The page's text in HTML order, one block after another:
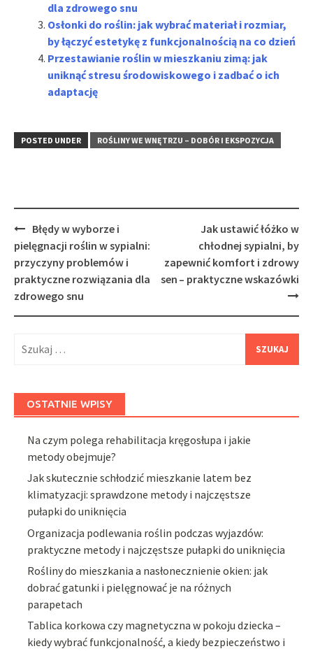
dla zdrowego snu
Osłonki do roślin: jak wybrać materiał i rozmiar,
by łączyć estetykę z funkcjonalnością na co dzień
Przestawianie roślin w mieszkaniu zimą: jak
uniknąć stresu środowiskowego i zadbać o ich
adaptację
POSTED UNDER ROŚLINY WE WNĘTRZU – DOBÓR I EKSPOZYCJA
Post
navigation
Błędy w wyborze i
pielęgnacji roślin w sypialni:
przyczyny problemów i
praktyczne rozwiązania dla
zdrowego snu
Jak ustawić łóżko w
chłodnej sypialni, by
zapewnić komfort i zdrowy
sen – praktyczne wskazówki
OSTATNIE WPISY
Na czym polega rehabilitacja kręgosłupa i jakie
metody obejmuje?
Jak skutecznie schłodzić mieszkanie latem bez
klimatyzacji: sprawdzone metody i najczęstsze
pułapki do uniknięcia
Organizacja podlewania roślin podczas wyjazdów:
praktyczne metody i najczęstsze pułapki do uniknięcia
Rośliny do mieszkania a nasłonecznienie okien: jak
dobrać gatunki i pielęgnować je na różnych
parapetach
Tablica korkowa czy magnetyczna w pokoju dziecka –
kiedy wybrać funkcjonalność, a kiedy bezpieczeństwo i